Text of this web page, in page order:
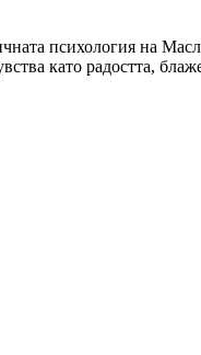
психология на
като радостта,